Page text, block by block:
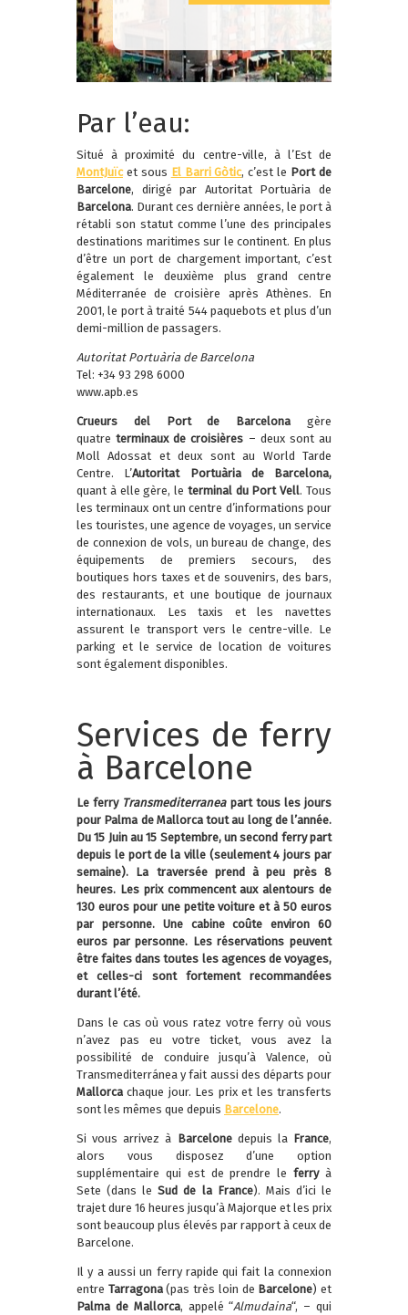
Par l’eau:
Situé à proximité du centre-ville, à l’Est de
MontJuïcet sous El Barri Gòtic, c’est le Port de
Barcelone, dirigé par Autoritat Portuària de
Barcelona. Durant ces dernière années, le port à
rétabli son statut comme l’une des principales
destinations maritimes sur le continent. En plus
d’être un port de chargement important, c’est
également le deuxième plus grand centre
Méditerranée de croisière après Athènes. En
2001, le port à traité 544 paquebots et plus d’un
demi-million de passagers.
Autoritat Portuària de Barcelona
Tel: +34 93 298 6000
www.apb.es
Crueurs del Port de Barcelona gère
quatreterminaux de croisières – deux sont au
Moll Adossat et deux sont au World Tarde
Centre. L’Autoritat Portuària de Barcelona,
quant à elle gère, le terminal du Port Vell. Tous
les terminaux ont un centre d’informations pour
les touristes, une agence de voyages, un service
de connexion de vols, un bureau de change, des
équipements de premiers secours, des
boutiques hors taxes et de souvenirs, des bars,
des restaurants, et une boutique de journaux
internationaux. Les taxis et les navettes
assurent le transport vers le centre-ville. Le
parking et le service de location de voitures
sont également disponibles.
Services de ferry
à Barcelone
Le ferry Transmediterraneapart tous les jours
pour Palma de Mallorca tout au long de l’année.
Du 15 Juin au 15 Septembre, un second ferry part
depuis le port de la ville (seulement 4 jours par
semaine). La traversée prend à peu près 8
heures. Les prix commencent aux alentours de
130 euros pour une petite voiture et à 50 euros
par personne. Une cabine coûte environ 60
euros par personne. Les réservations peuvent
être faites dans toutes les agences de voyages,
et celles-ci sont fortement recommandées
durant l’été.
Dans le cas où vous ratez votre ferry où vous
n’avez pas eu votre ticket, vous avez la
possibilité de conduire jusqu’à Valence, où
Transmediterránea y fait aussi des départs pour
Mallorca chaque jour. Les prix et les transferts
sont les mêmes que depuis Barcelone.
Si vous arrivez à Barcelonedepuis la France,
alors vous disposez d’une option
supplémentaire qui est de prendre leferryà
Sete (dans leSud de la France). Mais d’ici le
trajet dure 16 heures jusqu’à Majorque et les prix
sont beaucoup plus élevés par rapport à ceux de
Barcelone.
Il y a aussi un ferry rapide qui fait la connexion
entre Tarragona(pas très loin de Barcelone) et
Palma de Mallorca, appelé “Almudaina“, – qui